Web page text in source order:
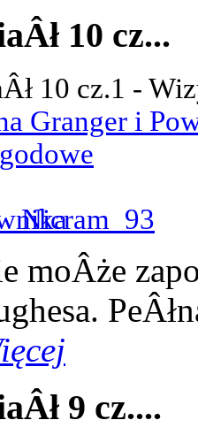
10 cz...
10 cz.1 -
Granger i
Nicram_93
moÂże
9 cz....